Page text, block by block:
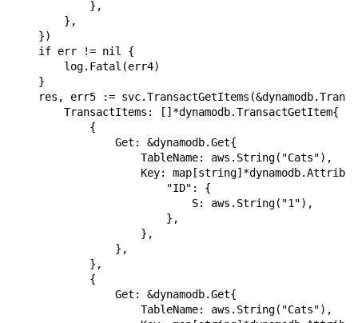
            },
        },
    })
    if err != nil {
        log.Fatal(err4)
    }
res, err5 :=
        TransactItems: []*dynamodb.TransactGetItem{
            {
                Get: &dynamodb.Get{
                    TableName: aws.String("Cats"),
Key:
                        "ID": {
                            S: aws.String("1"),
                        },
                    },
                },
            },
            {
                Get: &dynamodb.Get{
                    TableName: aws.String("Cats"),